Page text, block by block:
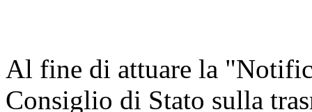
Al fine di attuare la
Consiglio di Stato sulla